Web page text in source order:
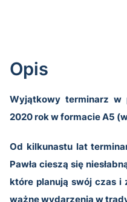
Opis
Wyjątkowy terminarz w
2020 rok w formacie A5
Od kilkunastu lat
Pawła cieszą się
które planują swój czas i
ważne wydarzenia w